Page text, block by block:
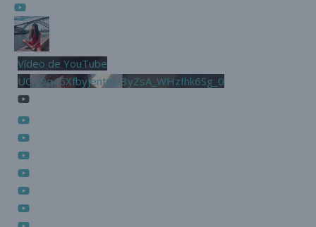
Vídeo de YouTube
UCjL9q46XfbyjentnzI3yZsA_WHzIhk6Sg_0